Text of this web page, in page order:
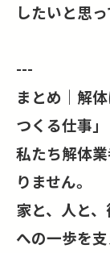
したいと思っ
---
まとめ｜解
つくる仕事」
私たち解体
りません。
家と、人と
への一歩を支